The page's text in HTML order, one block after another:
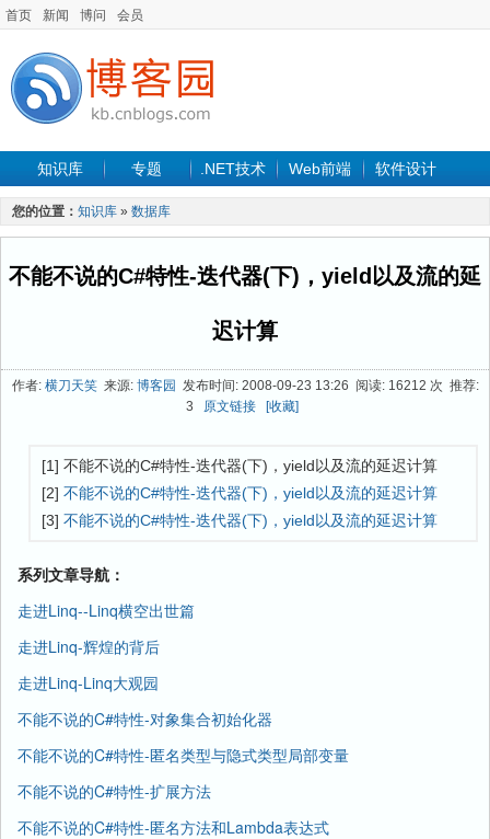
首页 新闻 博问 会员
知识库 专题 .NET技术 Web前端 软件设计
手机开发 软件工程
最新文章
您的位置： 知识库 » 数据库
不能不说的C#特性-迭代器(下)，yield以及流的延
迟计算
作者: 横刀天笑来源: 博客园 发布时间: 2008-09-23 13:26 阅读: 16212 次 推荐:
3
原文链接 [收藏]
[1] 不能不说的C#特性-迭代器(下)，yield以及流的延迟计算
[2] 不能不说的C#特性-迭代器(下)，yield以及流的延迟计算
[3] 不能不说的C#特性-迭代器(下)，yield以及流的延迟计算
系列文章导航：
走进Linq--Linq横空出世篇
走进Linq-辉煌的背后
走进Linq-Linq大观园
不能不说的C#特性-对象集合初始化器
不能不说的C#特性-匿名类型与隐式类型局部变量
不能不说的C#特性-扩展方法
不能不说的C#特性-匿名方法和Lambda表达式